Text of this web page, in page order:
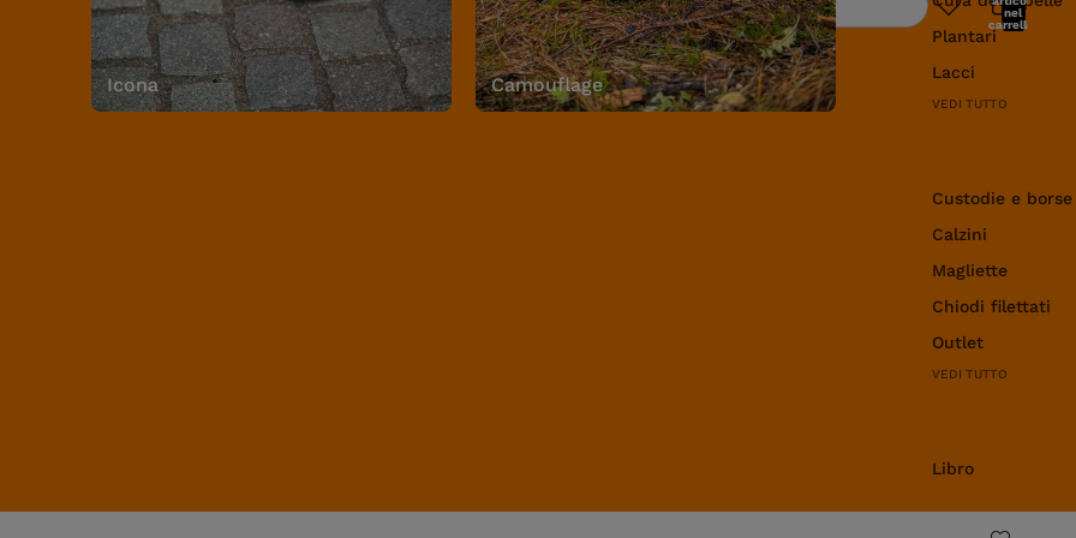
Icona Camouflage
Plantari
Lacci
VEDI TUTTO
Custodie e
Calzini
Magliette
Chiodi filettati
Outlet
VEDI TUTTO
Libro
Ricerca
nel
carrello: